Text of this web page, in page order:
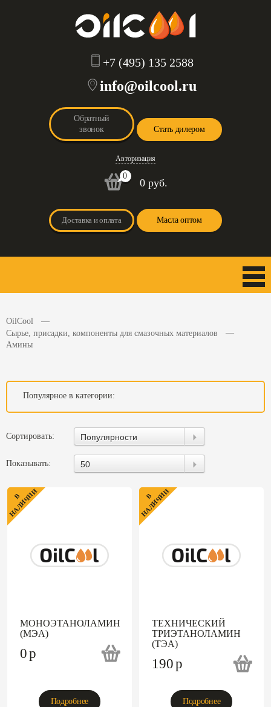
+7 (495) 135 2588
info@oilcool.ru
Обратный
звонок
Стать дилером
Авторизация
0
0 руб.
Доставка и оплата Масла оптом
OilCool
Сырье, присадки, компоненты для смазочных материалов
Амины
Популярное в категории:
Сортировать: Популярности
Показывать: 50
В
НАЛИЧИИ
МОНОЭТАНОЛАМИН
(МЭА)
0p
Подробнее
В
НАЛИЧИИ
ТЕХНИЧЕСКИЙ
ТРИЭТАНОЛАМИН
(ТЭА)
190p
Подробнее